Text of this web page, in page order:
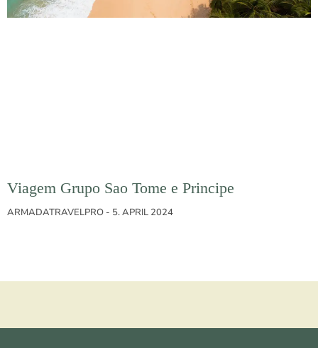
Viagem Grupo Sao Tome e Principe
ARMADATRAVELPRO 5. APRIL 2024